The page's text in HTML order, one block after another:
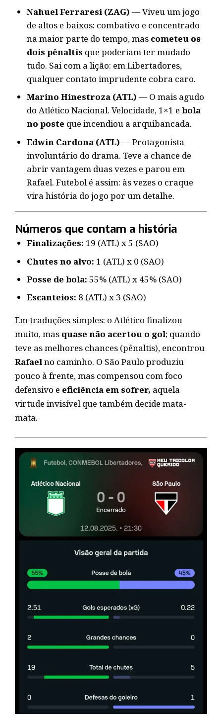
Nahuel Ferraresi (ZAG) — Viveu um jogo
de altos e baixos: combativo e concentrado
na maior parte do tempo, mas cometeu os
dois pênaltis que poderiam ter mudado
tudo. Sai com a lição: em Libertadores,
qualquer contato imprudente cobra caro.
Marino Hinestroza (ATL) — O mais agudo
do Atlético Nacional. Velocidade, 1×1 e bola
no poste que incendiou a arquibancada.
Edwin Cardona (ATL) — Protagonista
involuntário do drama. Teve a chance de
abrir vantagem duas vezes e parou em
Rafael. Futebol é assim: às vezes o craque
vira história do jogo por um detalhe.
Números que contam a história
Finalizações: 19 (ATL) x 5 (SAO)
Chutes no alvo: 1 (ATL) x 0 (SAO)
Posse de bola: 55% (ATL) x 45% (SAO)
Escanteios: 8 (ATL) x 3 (SAO)
Em traduções simples: o Atlético finalizou
muito, mas quase não acertou o gol; quando
teve as melhores chances (pênaltis), encontrou
Rafaelno caminho. O São Paulo produziu
pouco à frente, mas compensou com foco
defensivo e eficiência em sofrer, aquela
virtude invisível que também decide mata-
mata.